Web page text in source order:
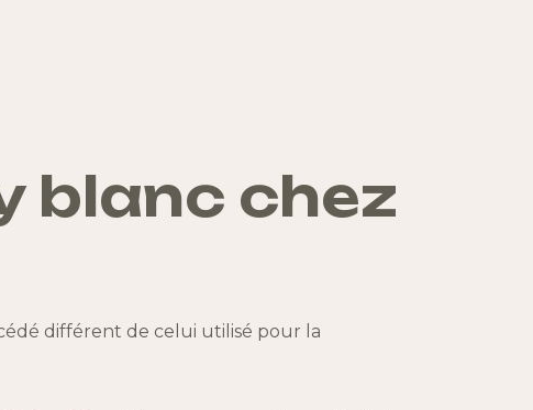
blanc chez
différent de celui utilisé pour la